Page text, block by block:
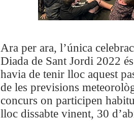
Ara per ara, l’única
Diada de Sant Jordi 2022
havia de tenir lloc aquest
de les previsions
concurs on participen
lloc dissabte vinent, 30